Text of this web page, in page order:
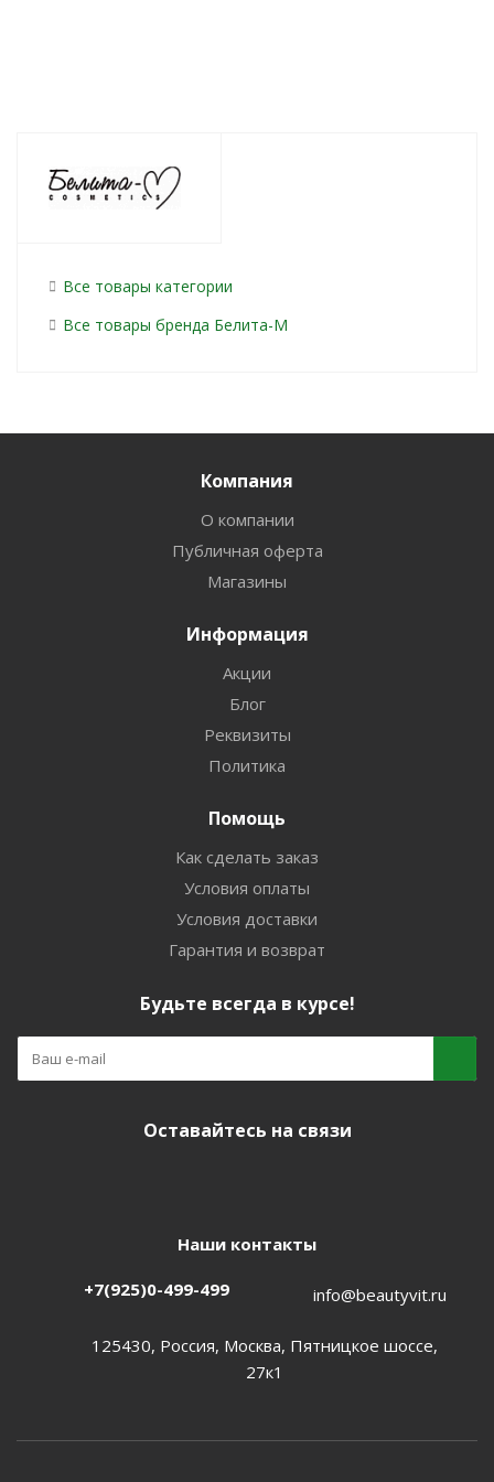
Все товары категории
Все товары бренда Белита-М
Компания
О компании
Публичная оферта
Магазины
Информация
Акции
Блог
Реквизиты
Политика
Помощь
Как сделать заказ
Условия оплаты
Условия доставки
Гарантия и возврат
Будьте всегда в курсе!
Оставайтесь на связи
Наши контакты
+7(925)0-499-499 info@beautyvit.ru
125430, Россия, Москва, Пятницкое шоссе,
27к1